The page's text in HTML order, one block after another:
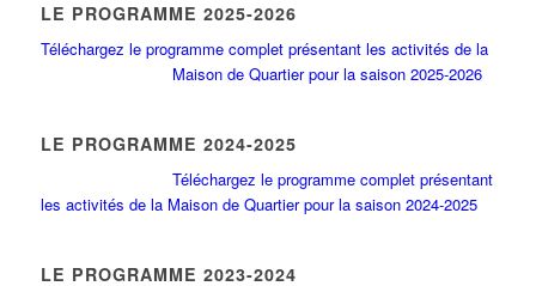
LE PROGRAMME 2025-2026
Téléchargez le programme complet présentant les activités de la
Maison de Quartier pour la saison 2025-2026
LE PROGRAMME 2024-2025
Téléchargez le programme complet présentant
les activités de la Maison de Quartier pour la saison 2024-2025
LE PROGRAMME 2023-2024